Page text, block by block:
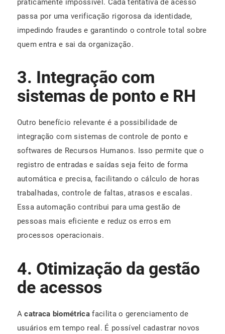
praticamente impossível. Cada tentativa de acesso
passa por uma verificação rigorosa da identidade,
impedindo fraudes e garantindo o controle total sobre
quem entra e sai da organização.
3. Integração com
sistemas de ponto e RH
Outro benefício relevante é a possibilidade de
integração com sistemas de controle de ponto e
softwares de Recursos Humanos. Isso permite que o
registro de entradas e saídas seja feito de forma
automática e precisa, facilitando o cálculo de horas
trabalhadas, controle de faltas, atrasos e escalas.
Essa automação contribui para uma gestão de
pessoas mais eficiente e reduz os erros em
processos operacionais.
4. Otimização da gestão
de acessos
Acatraca biométrica facilita o gerenciamento de
usuários em tempo real. É possível cadastrar novos